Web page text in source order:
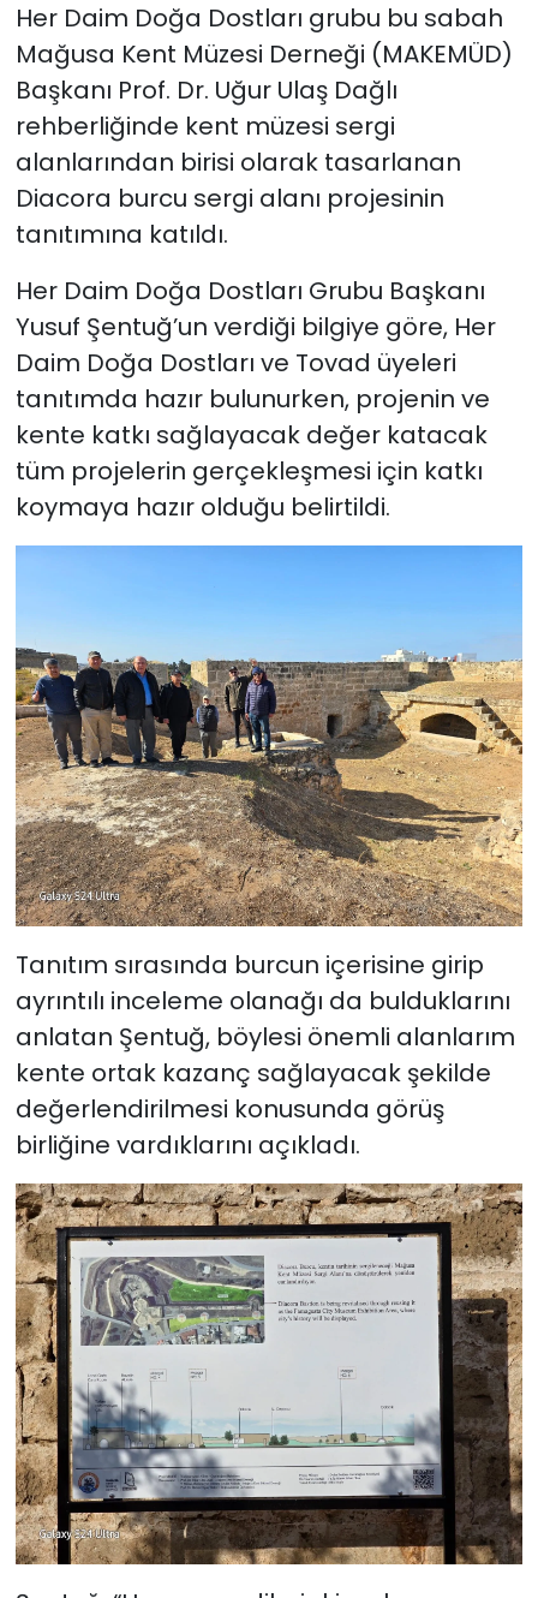
Her Daim Doğa Dostları grubu bu sabah
Mağusa Kent Müzesi Derneği (MAKEMÜD)
Başkanı Prof. Dr. Uğur Ulaş Dağlı
rehberliğinde kent müzesi sergi
alanlarından birisi olarak tasarlanan
Diacora burcu sergi alanı projesinin
tanıtımına katıldı.
Her Daim Doğa Dostları Grubu Başkanı
Yusuf Şentuğ’un verdiği bilgiye göre, Her
Daim Doğa Dostları ve Tovad üyeleri
tanıtımda hazır bulunurken, projenin ve
kente katkı sağlayacak değer katacak
tüm projelerin gerçekleşmesi için katkı
koymaya hazır olduğu belirtildi.
Tanıtım sırasında burcun içerisine girip
ayrıntılı inceleme olanağı da bulduklarını
anlatan Şentuğ, böylesi önemli alanlarım
kente ortak kazanç sağlayacak şekilde
değerlendirilmesi konusunda görüş
birliğine vardıklarını açıkladı.
SAĞLIK
Spor
Teknoloji
TÜRKiYE
Video Galeri
YAŞAM
Yazarlar